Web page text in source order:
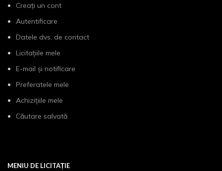
Creați un cont
Autentificare
Datele dvs. de contact
Licitațiile mele
E-mail și notificare
Preferatele mele
Achizițiile mele
Căutare salvată
MENIU DE LICITAȚIE